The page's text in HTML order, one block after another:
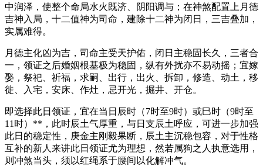
中润泽，使整个命局水火既济、阴阳调与；在神煞配置上月德
吉神入局，十二值神为司命，建除十二神为闭日，三吉叠加，
实属难得。
月德主化凶为吉，司命主受天护佑，闭日主稳固长久，三者合
一，领证之后婚姻根基极为稳固，纵有外扰亦不易动摇；宜嫁
娶，祭祀、祈福，求嗣、出行，出火、拆卸，修造、动土，移
徙、入宅，安床、作灶，忌开光，掘井、开仓。
即选择此日领证，宜在当日辰时（7时至9时）或巳时（9时至
11时）**，此时辰土气厚重，与日支辰土呼应，可进一步加强
此日的稳定性，庚金主刚毅果断，辰土主沉稳包容，对于性格
互补的新人来讲此日领证尤为理想，然若属狗之人执意选用，
则冲煞当头，须以红绳系于腰间以化解冲气。